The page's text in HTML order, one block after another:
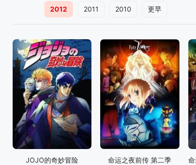
2012 2011 2010 更早
JOJO的奇妙冒险 命运之夜前传 第二季